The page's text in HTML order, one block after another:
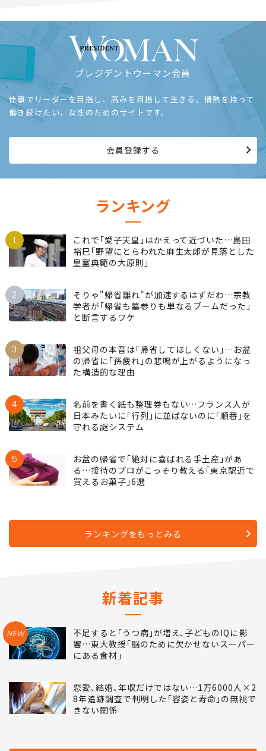
プレジデントウーマン会員
仕事でリーダーを目指し、高みを目指して生きる。情熱を持って
働き続けたい、女性のためのサイトです。
会員登録する
ランキング
1
これで｢愛子天皇｣はかえって近づいた…島田
裕巳｢野望にとらわれた麻生太郎が見落とした
皇室典範の大原則｣
2
そりゃ"帰省離れ"が加速するはずだわ…宗教
学者が｢帰省も墓参りも単なるブームだった｣
と断言するワケ
3
祖父母の本音は｢帰省してほしくない｣…お盆
の帰省に｢孫疲れ｣の悲鳴が上がるようになっ
た構造的な理由
4
名前を書く紙も整理券もない…フランス人が
日本みたいに｢行列｣に並ばないのに｢順番｣を
守れる謎システム
5
お盆の帰省で｢絶対に喜ばれる手土産｣があ
る…接待のプロがこっそり教える｢東京駅近で
買えるお菓子｣6選
ランキングをもっとみる
新着記事
NEW
不足すると｢うつ病｣が増え､子どものIQに影
響…東大教授｢脳のために欠かせないスーパー
にある食材｣
恋愛､結婚､年収だけではない…1万6000人×2
8年追跡調査で判明した｢容姿と寿命｣の無視で
きない関係